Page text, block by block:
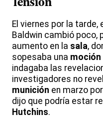
Tensión
El viernes por la
Baldwin cambió poco,
aumento en la sala,
sopesaba una moción
indagaba las
investigadores no
munición en marzo
dijo que podría estar
Hutchins.